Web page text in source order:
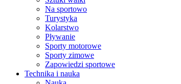
Na sportowo
Turystyka
Kolarstwo
Pływanie
Sporty motorowe
Sporty zimowe
Zapowiedzi sportowe
Technika i nauka